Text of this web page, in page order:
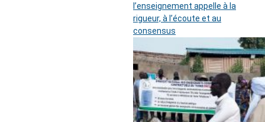
l’enseignement appelle à la
rigueur, à l’écoute et au
consensus